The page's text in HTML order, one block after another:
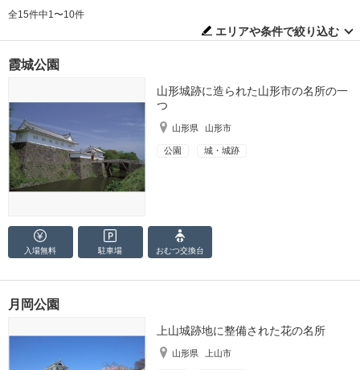
全15件中1〜10件
エリアや条件で絞り込む
霞城公園
山形城跡に造られた山形市の名所の一
つ
山形県 山形市
公園 城・城跡
入場無料 駐車場 おむつ交換台
月岡公園
上山城跡地に整備された花の名所
山形県 上山市